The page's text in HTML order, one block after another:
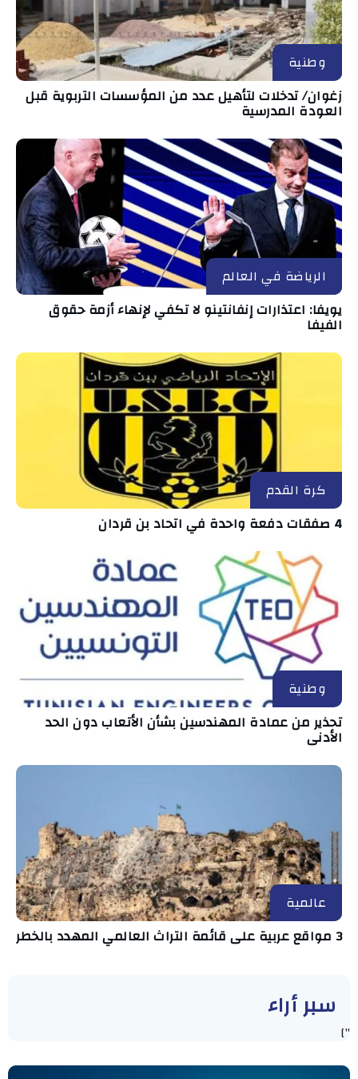
وطنية
زغوان/ تدخلات لتأهيل عدد من المؤسسات التربوية قبل
العودة المدرسية
الرياضة في العالم
يويفا: اعتذارات إنفانتينو لا تكفي لإنهاء أزمة حقوق
الفيفا
كرة القدم
4 صفقات دفعة واحدة في اتحاد بن قردان
وطنية
تحذير من عمادة المهندسين بشأن الأتعاب دون الحد
الأدنى
عالمية
3 مواقع عربية على قائمة التراث العالمي المهدد بالخطر
سبر أراء
"]